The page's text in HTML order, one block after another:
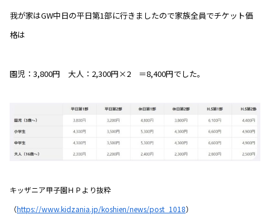
我が家はGW中日の平日第1部に行きましたので家族全員でチケット価
格は
園児：3,800円 大人：2,300円×2 ＝8,400円でした。
キッザニア甲子園ＨＰより抜粋
（https://www.kidzania.jp/koshien/news/post_1018）